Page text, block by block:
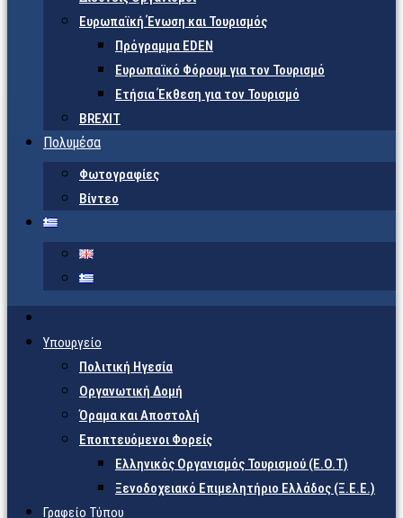
Ευρωπαϊκή Ένωση και Τουρισμός
Πρόγραμμα EDEN
Ευρωπαϊκό Φόρουμ για τον Τουρισμό
Ετήσια Έκθεση για τον Τουρισμό
BREXIT
Πολυμέσα
Φωτογραφίες
Βίντεο
Υπουργείο
Πολιτική Ηγεσία
Οργανωτική Δομή
Όραμα και Αποστολή
Εποπτευόμενοι Φορείς
Eλληνικός Οργανισμός Τουρισμού (Ε.Ο.Τ)
Ξενοδοχειακό Επιμελητήριο Ελλάδος (Ξ.Ε.Ε.)
Γραφείο Τύπου